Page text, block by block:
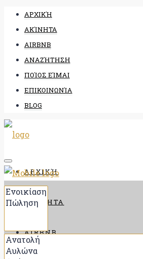
ΑΡΧΙΚΉ
ΑΚΊΝΗΤΑ
AIRBNB
ΑΝΑΖΉΤΗΣΗ
ΠΟΊΟΣ ΕΊΜΑΙ
ΕΠΙΚΟΙΝΩΝΊΑ
BLOG
ΑΡΧΙΚΉ
ΑΚΊΝΗΤΑ
AIRBNB